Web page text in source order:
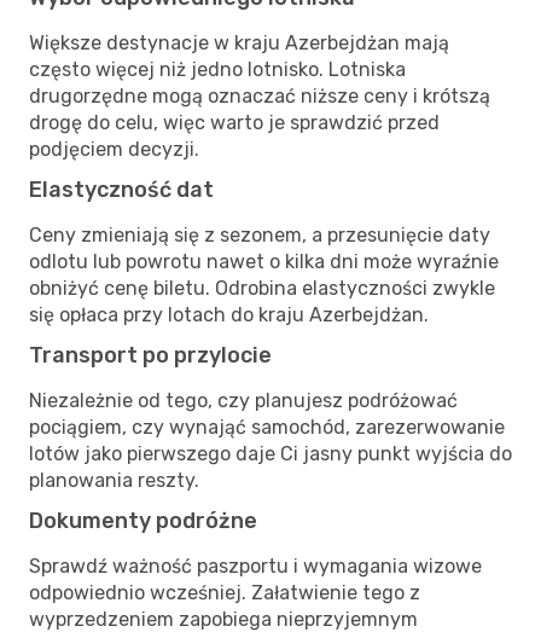
Większe destynacje w kraju Azerbejdżan mają
często więcej niż jedno lotnisko. Lotniska
drugorzędne mogą oznaczać niższe ceny i krótszą
drogę do celu, więc warto je sprawdzić przed
podjęciem decyzji.
Elastyczność dat
Ceny zmieniają się z sezonem, a przesunięcie daty
odlotu lub powrotu nawet o kilka dni może wyraźnie
obniżyć cenę biletu. Odrobina elastyczności zwykle
się opłaca przy lotach do kraju Azerbejdżan.
Transport po przylocie
Niezależnie od tego, czy planujesz podróżować
pociągiem, czy wynająć samochód, zarezerwowanie
lotów jako pierwszego daje Ci jasny punkt wyjścia do
planowania reszty.
Dokumenty podróżne
Sprawdź ważność paszportu i wymagania wizowe
odpowiednio wcześniej. Załatwienie tego z
wyprzedzeniem zapobiega nieprzyjemnym